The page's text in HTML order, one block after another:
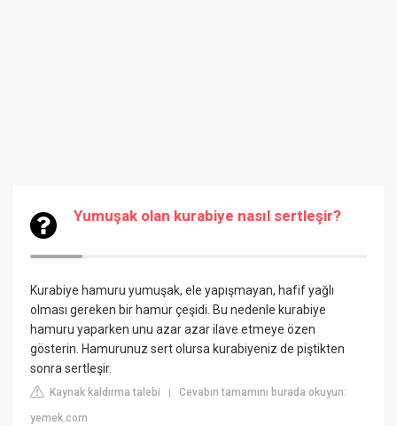
Yumuşak olan kurabiye nasıl sertleşir?
Kurabiye hamuru yumuşak, ele yapışmayan, hafif yağlı
olması gereken bir hamur çeşidi. Bu nedenle kurabiye
hamuru yaparken unu azar azar ilave etmeye özen
gösterin. Hamurunuz sert olursa kurabiyeniz de piştikten
sonra sertleşir.
Kaynak kaldırma talebi |Cevabın tamamını burada okuyun:
yemek.com